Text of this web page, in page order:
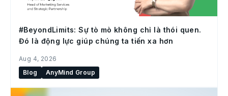
#BeyondLimits: Sự tò mò không chỉ là thói quen.
Đó là động lực giúp chúng ta tiến xa hơn
Aug 4, 2026
Blog
AnyMind Group